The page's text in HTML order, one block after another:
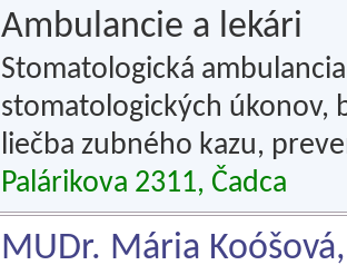
Ambulancie a lekári
Stomatologická
stomatologických úkonov,
liečba zubného kazu,
Palárikova 2311, Čadca
MUDr. Mária